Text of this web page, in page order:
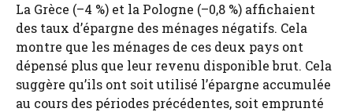
La Grèce (–4 %) et la Pologne (–0,8 %) affichaient
des taux d’épargne des ménages négatifs. Cela
montre que les ménages de ces deux pays ont
dépensé plus que leur revenu disponible brut. Cela
suggère qu’ils ont soit utilisé l’épargne accumulée
au cours des périodes précédentes, soit emprunté